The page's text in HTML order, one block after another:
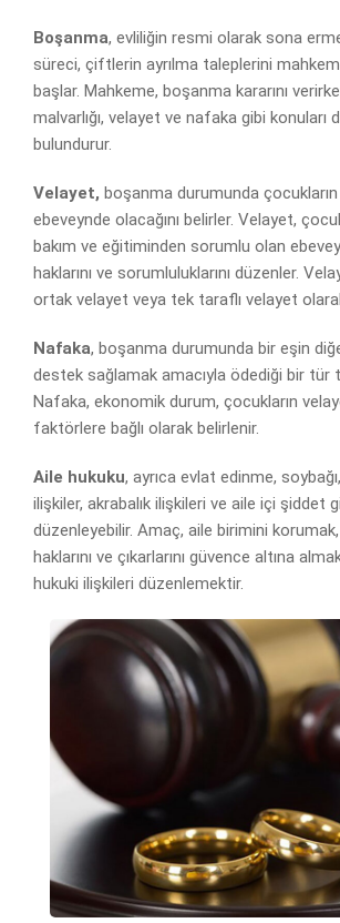
Boşanma, evliliğin resmi olarak sona
süreci, çiftlerin ayrılma taleplerini
başlar. Mahkeme, boşanma kararını
malvarlığı, velayet ve nafaka gibi konuları
bulundurur.
Velayet, boşanma durumunda
ebeveynde olacağını belirler. Velayet,
bakım ve eğitiminden sorumlu olan
haklarını ve sorumluluklarını düzenler.
ortak velayet veya tek taraflı velayet
Nafaka, boşanma durumunda bir eşin
destek sağlamak amacıyla ödediği bir tür
Nafaka, ekonomik durum, çocukların
faktörlere bağlı olarak belirlenir.
Aile hukuku, ayrıca evlat edinme,
ilişkiler, akrabalık ilişkileri ve aile içi şiddet
düzenleyebilir. Amaç, aile birimini
haklarını ve çıkarlarını güvence altına
hukuki ilişkileri düzenlemektir.